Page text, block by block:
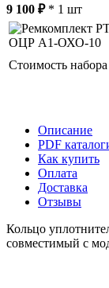
9 100 ₽* 1 шт
Стоимость набора
Описание
PDF
Как купить
Оплата
Доставка
Отзывы
Кольцо
совместимый с